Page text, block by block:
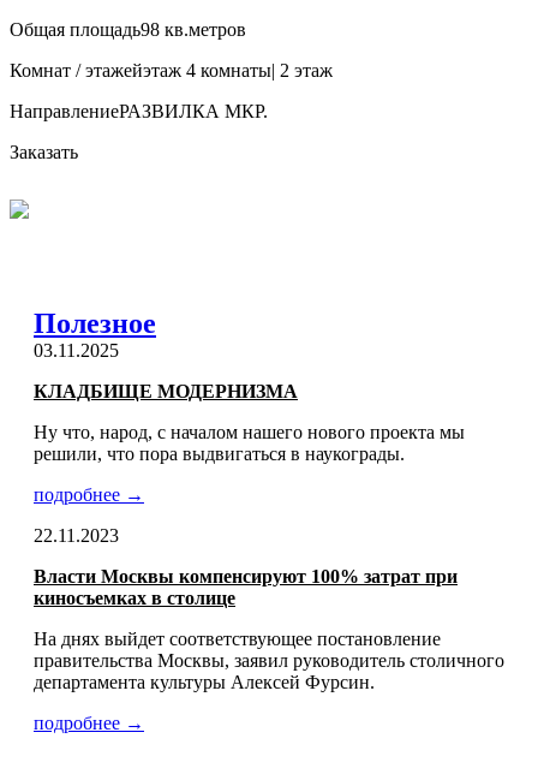
Общая площадь98 кв.метров
Комнат / этажейэтаж 4 комнаты| 2 этаж
НаправлениеРАЗВИЛКА МКР.
Заказать
Полезное
03.11.2025
КЛАДБИЩЕ МОДЕРНИЗМА
Ну что, народ, с началом нашего нового проекта мы
решили, что пора выдвигаться в наукограды.
подробнее →
22.11.2023
Власти Москвы компенсируют 100% затрат при
киносъемках в столице
На днях выйдет соответствующее постановление
правительства Москвы, заявил руководитель столичного
департамента культуры Алексей Фурсин.
подробнее →